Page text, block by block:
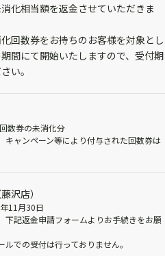
化相当額を返金させていただきま
回数券をお持ちのお客様を対象とし
間にて開始いたしますので、受付期
い。
数券の未消化分
ャンペーン等により付与された回数券は
沢店）
11月30日
記返金申請フォームよりお手続きをお願
での受付は行っておりません。